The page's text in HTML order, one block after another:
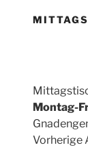
Montag-
Vorherige